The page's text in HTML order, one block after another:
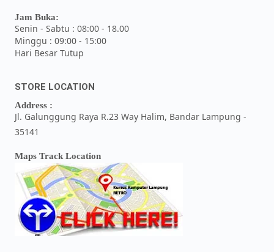
Jam Buka:
Senin - Sabtu : 08:00 - 18.00
Minggu : 09:00 - 15:00
Hari Besar Tutup
STORE LOCATION
Address :
Jl. Galunggung Raya R.23 Way Halim, Bandar Lampung -
35141
Maps Track Location